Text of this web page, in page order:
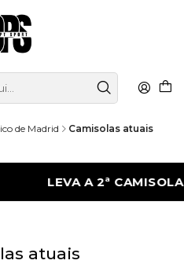
de Madrid Camisolas atuais
LEVA A 2ª CAMISOLA
atuais